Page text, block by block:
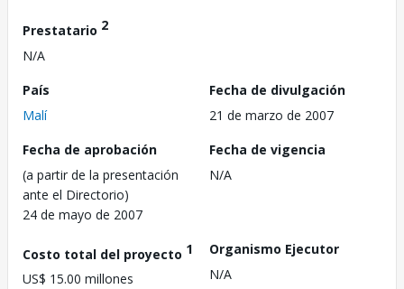
Prestatario 2
N/A
País
Malí
Fecha de divulgación
21 de marzo de 2007
Fecha de aprobación
(a partir de la presentación
ante el Directorio)
24 de mayo de 2007
Fecha de vigencia
N/A
Costo total del proyecto 1
US$ 15.00 millones
Organismo Ejecutor
N/A